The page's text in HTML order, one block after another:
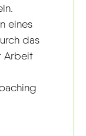
eines
das
Arbeit